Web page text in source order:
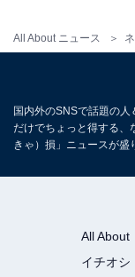
All About ニュース
国内外のSNSで話題の
だけでちょっと得する、
きゃ）損」ニュースが盛
All About
イチオシ